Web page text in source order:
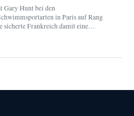
Gary Hunt bei den
in Paris auf Rang
sicherte Frankreich damit eine